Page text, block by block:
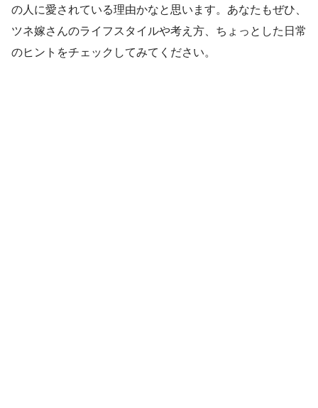
の人に愛されている理由かなと思います。あなたもぜひ、
ツネ嫁さんのライフスタイルや考え方、ちょっとした日常
のヒントをチェックしてみてください。